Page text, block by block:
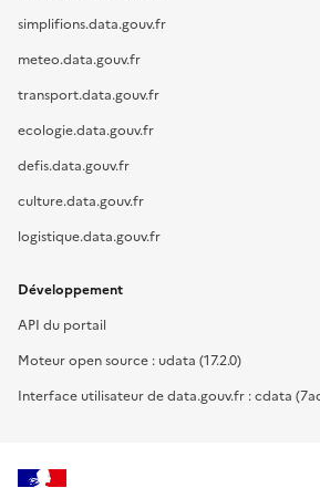
simplifions.data.gouv.fr
meteo.data.gouv.fr
transport.data.gouv.fr
ecologie.data.gouv.fr
defis.data.gouv.fr
culture.data.gouv.fr
logistique.data.gouv.fr
Développement
API du portail
Moteur open source : udata (17.2.0)
Interface utilisateur de data.gouv.fr : cdata